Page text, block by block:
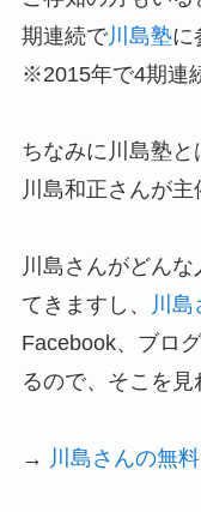
期連続で川島塾に
※2015年で4期連
ちなみに川島塾
川島和正さんが主
川島さんがどん
てきますし、
川
Facebook、ブロ
るので、そこを見
→ 川島さんの無